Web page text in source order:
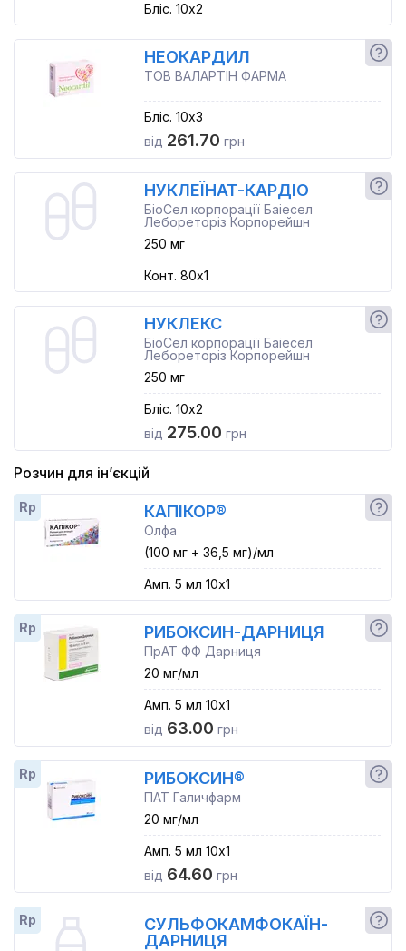
Бліс. 10x2
НЕОКАРДИЛ
ТОВ ВАЛАРТІН ФАРМА
Бліс. 10x3
від 261.70 грн
НУКЛЕЇНАТ-КАРДІО
БіоСел корпорації Баіесел
Лебореторіз Корпорейшн
250 мг
Конт. 80x1
НУКЛЕКС
БіоСел корпорації Баіесел
Лебореторіз Корпорейшн
250 мг
Бліс. 10x2
від 275.00 грн
Розчин для ін’єкцій
Rp КАПІКОР®
Олфа
(100 мг + 36,5 мг)/мл
Амп. 5 мл 10x1
Rp РИБОКСИН-ДАРНИЦЯ
ПрАТ ФФ Дарниця
20 мг/мл
Амп. 5 мл 10x1
від 63.00 грн
Rp РИБОКСИН®
ПАТ Галичфарм
20 мг/мл
Амп. 5 мл 10x1
від 64.60 грн
Rp
СУЛЬФОКАМФОКАЇН-
ДАРНИЦЯ